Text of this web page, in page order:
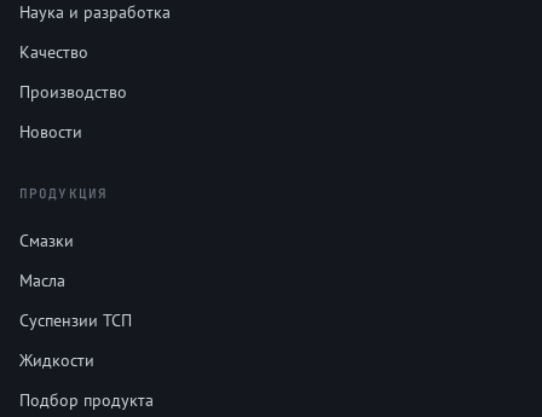
Наука и разработка
Качество
Производство
Новости
ПРОДУКЦИЯ
Смазки
Масла
Суспензии ТСП
Жидкости
Подбор продукта